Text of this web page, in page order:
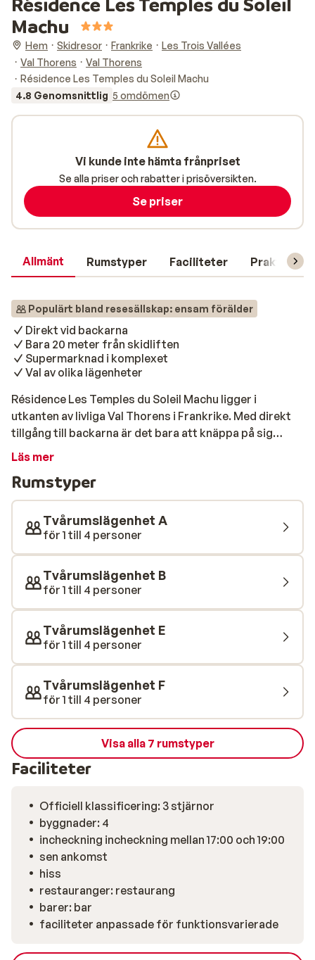
Machu
Hem Skidresor Frankrike
Les Trois Vallées
Val Thorens
Val Thorens
Résidence Les Temples du Soleil Machu
4.8 Genomsnittlig 5 omdömen
Allmänt Rumstyper Faciliteter Praktisk
Populärt bland resesällskap: ensam förälder
Direkt vid backarna
Bara 20 meter från skidliften
Supermarknad i komplexet
Val av olika lägenheter
Résidence Les Temples du Soleil Machu ligger i
utkanten av livliga Val Thorens i Frankrike. Med direkt
tillgång till backarna är det bara att knäppa på sig
skidorna på morgonen och glida iväg nerför första
perfekt för en smidig start på dagen. Lägenheterna är
funktionellt inredda och har allt du behöver för en
bekväm vistelse: ett kompakt pentry, en matplats och
sovmöjligheter för upp till fyra personer. Perfekt för
par, vänner eller små familjer som föredrar ett
självständigt boende i hjärtat av Europas största
skidområde, Les Trois Vallées. I byggnaden finns en
mataffär – praktiskt för frukost, snacks eller middag.
erbjuder goda alternativ. Efter en dag i backen kan du
koppla av i den mysiga baren eller förvara din
utrustning i skidförrådet med låsbara skåp. Det
centrala läget i backarna och tillgången till alla
nödvändiga bekvämligheter gör detta till ett smart val
för dig som vill tillbringa så mycket tid som möjligt på
skidorna – utan onödigt krångel.
Läs mer
Rumstyper
Tvårumslägenhet A
för 1 till 4 personer
Tvårumslägenhet B
för 1 till 4 personer
Tvårumslägenhet E
för 1 till 4 personer
Tvårumslägenhet F
för 1 till 4 personer
Visa alla 7 rumstyper
Faciliteter
Officiell klassificering: 3 stjärnor
byggnader: 4
incheckning incheckning mellan 17:00 och 19:00
sen ankomst
hiss
restauranger: restaurang
barer: bar
faciliteter anpassade för funktionsvarierade
Vi kunde inte hämta frånpriset
Se alla priser och rabatter i prisöversikten.
Se priser